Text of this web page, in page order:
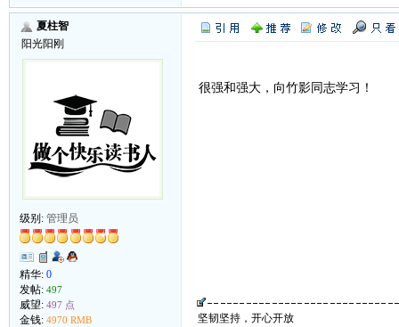
夏柱智
阳光阳刚
级别: 管理员
精华: 0
发帖: 497
威望: 497 点
金钱: 4970 RMB
很强和强大，向竹影同志学习！
坚韧坚持，开心开放